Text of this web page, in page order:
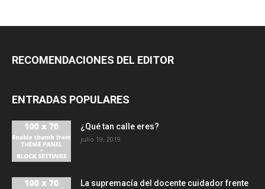
RECOMENDACIONES DEL EDITOR
ENTRADAS POPULARES
¿Qué tan calle eres?
julio 19, 2019
La supremacía del docente cuidador frente